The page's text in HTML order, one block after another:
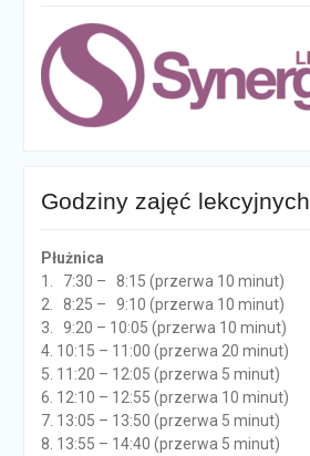
Godziny zajęć lekcyjnych
Płużnica
1. 7:30 – 8:15 (przerwa 10 minut)
2. 8:25 – 9:10 (przerwa 10 minut)
3. 9:20 – 10:05 (przerwa 10 minut)
4. 10:15 – 11:00 (przerwa 20 minut)
5. 11:20 – 12:05 (przerwa 5 minut)
6. 12:10 – 12:55 (przerwa 10 minut)
7. 13:05 – 13:50 (przerwa 5 minut)
8. 13:55 – 14:40 (przerwa 5 minut)